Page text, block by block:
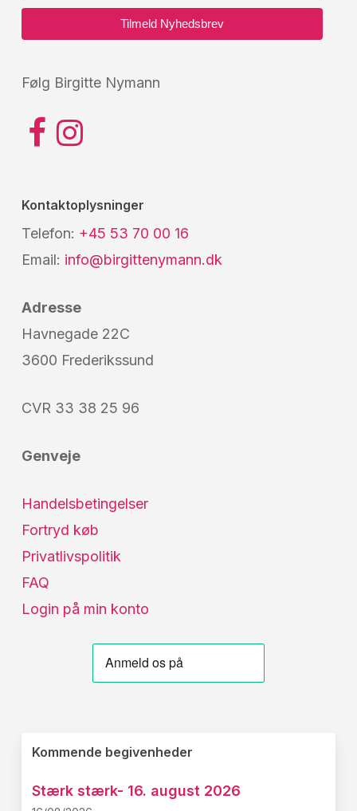
Følg Birgitte Nymann
Kontaktoplysninger
Telefon: +45 53 70 00 16
Email: info@birgittenymann.dk
Adresse
Havnegade 22C
3600 Frederikssund
CVR 33 38 25 96
Genveje
Handelsbetingelser
Fortryd køb
Privatlivspolitik
FAQ
Login på min konto
Kommende begivenheder
Stærk stærk- 16. august 2026